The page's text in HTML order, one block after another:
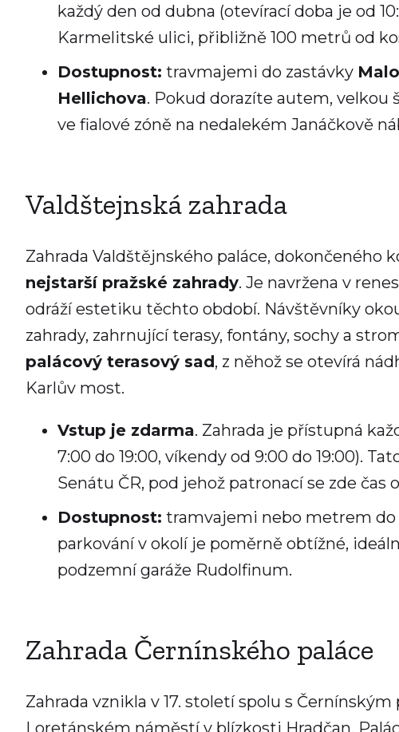
každý den od dubna (otevírací doba je od
Karmelitské ulici, přibližně 100 metrů od
Dostupnost: travmajemi do zastávky
Hellichova. Pokud dorazíte autem, velkou
ve fialové zóně na nedalekém Janáčkově
Valdštejnská zahrada
Zahrada Valdštějnského paláce, dokončeného
nejstarší pražské zahrady. Je navržena v
odráží estetiku těchto období. Návštěvníky
zahrady, zahrnující terasy, fontány, sochy a
palácový terasový sad, z něhož se otevírá
Karlův most.
Vstup je zdarma. Zahrada je přístupná
7:00 do 19:00, víkendy od 9:00 do 19:00).
Senátu ČR, pod jehož patronací se zde čas
Dostupnost: tramvajemi nebo metrem do
parkování v okolí je poměrně obtížné,
podzemní garáže Rudolfinum.
Zahrada Černínského paláce
Zahrada vznikla v 17. století spolu s
Loretánském náměstí v blízkosti Hradčan.